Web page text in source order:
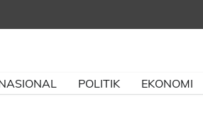
POLITIK EKONOMI